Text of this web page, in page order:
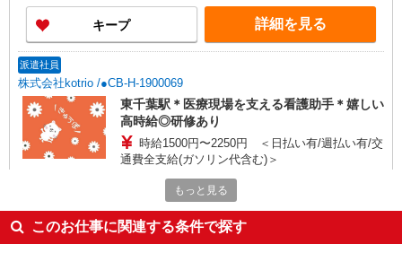
キープ 詳細を見る
派遣社員
株式会社kotrio /●CB-H-1900069
東千葉駅＊医療現場を支える看護助手＊嬉しい
高時給◎研修あり
時給1500円〜2250円 ＜日払い有/週払い有/交
通費全支給(ガソリン代含む)＞
若葉区＊交通費全額支給
キープ
もっと見る
このお仕事に関連する条件で探す